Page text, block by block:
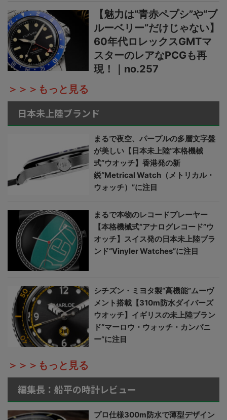
【魅力は“青赤ペプシ”や“ブ
ルーベリー”だけじゃない】
60年代ロレックスGMTマ
スターのレアなPCGも再
現！｜no.257
＞＞＞もっと見る
日本未上陸ブランド
まるで夜空、パープルの多層文字盤
が美しい【日本未上陸“本格機械
式”ウオッチ】香港発の新
鋭“Metrical Watch（メトリカル・
ウォッチ）”に注目
まるで本物のレコードプレーヤー
【本格機械式“アナログレコード”ウ
オッチ】スイス発の日本未上陸ブラ
ンド“Vinyler Watches”に注目
シチズン・ミヨタ製“高機能”ムーヴ
メント搭載【310m防水ダイバーズ
ウオッチ】イギリスの未上陸ブラン
ド“マーロウ・ウォッチ・カンパニ
ー”に注目
＞＞＞もっと見る
編集長：船平の時計レビュー
プロ仕様300m防水で薄型デザイン